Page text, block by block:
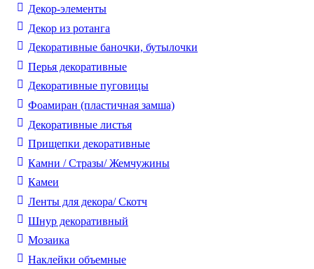
Декор-элементы
Декор из ротанга
Декоративные баночки, бутылочки
Перья декоративные
Декоративные пуговицы
Фоамиран (пластичная замша)
Декоративные листья
Прищепки декоративные
Камни / Cтразы/ Жемчужины
Камеи
Ленты для декора/ Скотч
Шнур декоративный
Мозаика
Наклейки объемные